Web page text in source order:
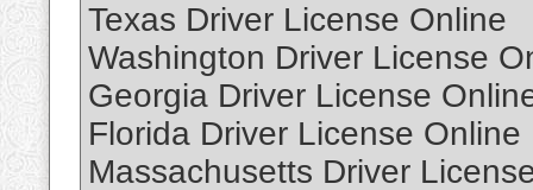
Texas Driver License Online
Washington Driver License
Georgia Driver License
Florida Driver License Online
Massachusetts Driver